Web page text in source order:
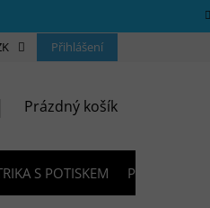
KONTAKTY
Přihlášení
NÁKUPNÍ KOŠÍK
Prázdný košík
S POTISKEM PŮJČOVNA